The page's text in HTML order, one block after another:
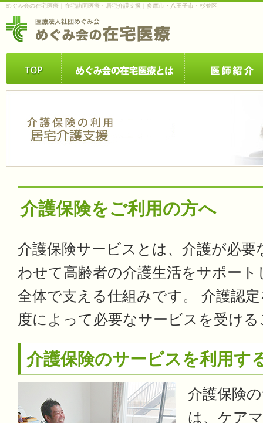
めぐみ会の在宅医療｜在宅訪問医療・居宅介護支援｜多摩市・八王子市・杉並区
介護保険をご利用の方へ
介護保険サービスとは、介護が必
わせて高齢者の介護生活をサポー
全体で支える仕組みです。 介護認
度によって必要なサービスを受け
介護保険のサービスを利用す
介護保険
は、ケア